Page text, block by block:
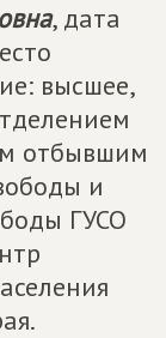
, дата
высшее,
отбывшим
и
ГУСО